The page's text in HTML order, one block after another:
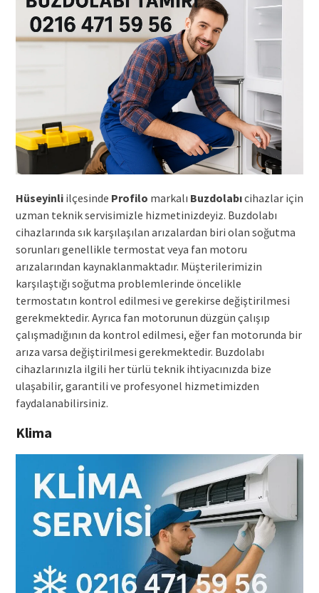
Hüseyinliilçesinde Profilo markalı Buzdolabıcihazlar için
uzman teknik servisimizle hizmetinizdeyiz. Buzdolabı
cihazlarında sık karşılaşılan arızalardan biri olan soğutma
sorunları genellikle termostat veya fan motoru
arızalarından kaynaklanmaktadır. Müşterilerimizin
karşılaştığı soğutma problemlerinde öncelikle
termostatın kontrol edilmesi ve gerekirse değiştirilmesi
gerekmektedir. Ayrıca fan motorunun düzgün çalışıp
çalışmadığının da kontrol edilmesi, eğer fan motorunda bir
arıza varsa değiştirilmesi gerekmektedir. Buzdolabı
cihazlarınızla ilgili her türlü teknik ihtiyacınızda bize
ulaşabilir, garantili ve profesyonel hizmetimizden
faydalanabilirsiniz.
Klima